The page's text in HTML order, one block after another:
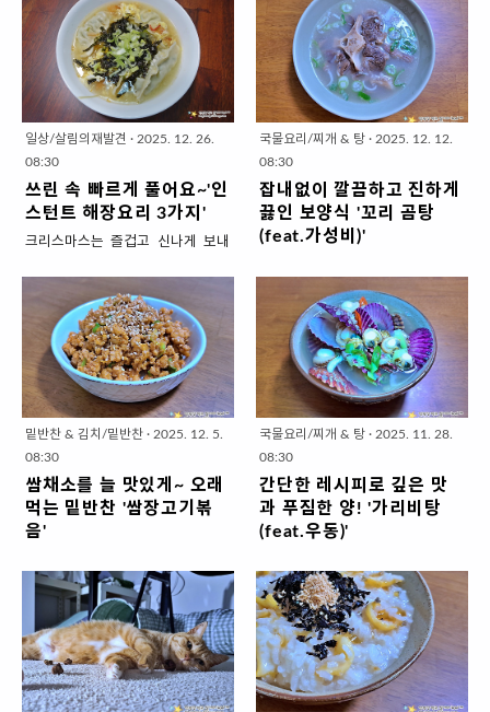
일상/살림의재발견 · 2025. 12. 26.
08:30
쓰린 속 빠르게 풀어요~'인
스턴트 해장요리 3가지'
크리스마스는 즐겁고 신나게 보내
커녕~ 양말 한짝이라도 선물은 얄
짤 없었습니다.이제는 종교에 상관
없이 크리스마스를 즐기는 분위기
라서밀린 숙제하듯 크리스마스를
기필코~ 신나게 보내고야마는 데
요.아줌마에게 일탈은 늦게까지 술
분들을 위해서 음주로 지친 속을 빠
리게 풀어줄 해장요리를 소개해보
겠습니다.속 쓰려 죽겠는데 언제 하
트의 재료를 기본으로 간단하게 만
들었지만 맛은 물론 속이 시원~~~
하게 풀리는 레시피로 준비했습니
다. 쓰린 속 빠르게 풀어요~ '인스턴
트 해장요리 3가지' 1. 하얀 황태라
면 황태가 숙취해소에 좋은 식재료
국물요리/찌개 & 탕 · 2025. 12. 12.
08:30
잡내없이 깔끔하고 진하게
끓인 보양식 '꼬리 곰탕
(feat.가성비)'
니 오늘 제법 춥네요?첫눈도 내리고
이제 본격적으로 추운 겨울이 시작
되나 봅니다.여름엔 더위를 이기려
고 삼계탕을 먹었다면겨울엔 추위
를 이기려면 기름기 좔좔 흐르는 '소
뼈'로 보양해야죠. '뼈'만 딸랑 있는
사골보다는뼈,고기, 쫄깃 콜라겐덩
에는 소뼈를 3번에 걸쳐서 20시간
씩 끓이느라 고생했었는데 건강에
는 좋은게 아니라고 해요.6시간 끓
서 오히려 골다공증을 일으킨데요.
솔직히 손이 많이 가는 음식이지만
요리시간이 짧아져서 집에서 해볼
만해요.집에서 만들어 먹으면 고기
는 푸짐하고 오로지 소뼈만 넣고 끓
이니 안심이 되는 장점이 있잖아요.
밑반찬 & 김치/밑반찬 · 2025. 12. 5.
08:30
쌈채소를 늘 맛있게~ 오래
먹는 밑반찬 '쌈장고기볶
음'
하고 건강한 조건도 '맛'만큼이나 중
요합니다.확실히 채소를 많이 먹으
면 속도 편하고 똥도 팍팍 잘 나와요
뿌지직~~~생채소를 많이 먹는 레
시피가 양식으로는 샐러드, 한식으
로는 쌈채소겠죠?저는 옛사람이라
국물요리/찌개 & 탕 · 2025. 11. 28.
08:30
간단한 레시피로 깊은 맛
과 푸짐한 양! '가리비탕
(feat.우동)'
는 조개류가 제철인게 없기도하고
더운 날씨탓에 금방 상해서 해산물
먹기가 꺼려졌는데찬바람과 함께~
뜨끈한 국물이 생각날때 가리비가
나왔네요.라떼는 조개로 요리하려
면 소금물에 해감시켜야지~ 껍데기